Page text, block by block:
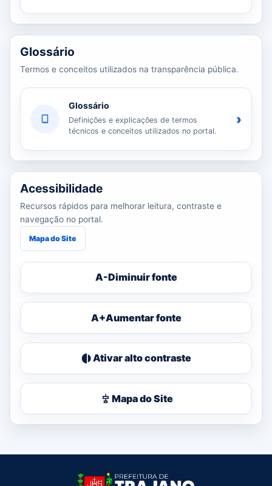
Glossário
Termos e conceitos utilizados na transparência pública.
Glossário
Definições e explicações de termos
técnicos e conceitos utilizados no portal.
›
Acessibilidade
Recursos rápidos para melhorar leitura, contraste e
navegação no portal.
Mapa do Site
A-Diminuir fonte
A+Aumentar fonte
Ativar alto contraste
Mapa do Site